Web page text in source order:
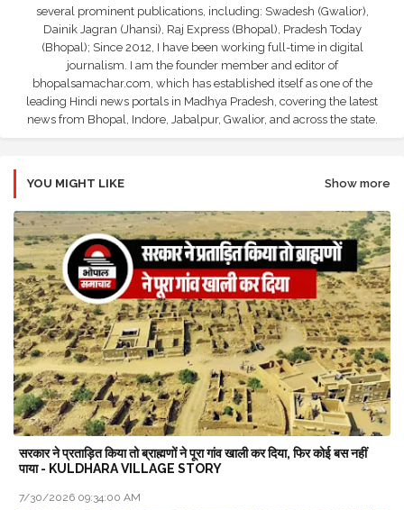
several prominent publications, including: Swadesh (Gwalior),
Dainik Jagran (Jhansi), Raj Express (Bhopal), Pradesh Today
(Bhopal); Since 2012, I have been working full-time in digital
journalism. I am the founder member and editor of
bhopalsamachar.com, which has established itself as one of the
leading Hindi news portals in Madhya Pradesh, covering the latest
news from Bhopal, Indore, Jabalpur, Gwalior, and across the state.
YOU MIGHT LIKE Show more
सरकार ने प्रताड़ित किया तो ब्राह्मणों ने पूरा गांव खाली कर दिया, फिर कोई बस नहीं
पाया - KULDHARA VILLAGE STORY
7/30/2026 09:34:00 AM